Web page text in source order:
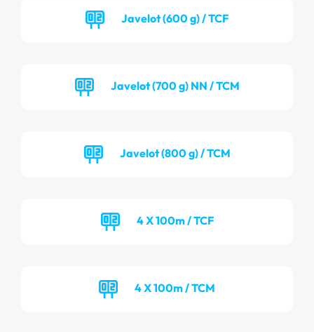
Javelot (600 g) / TCF
Javelot (700 g) NN / TCM
Javelot (800 g) / TCM
4 X 100m / TCF
4 X 100m / TCM